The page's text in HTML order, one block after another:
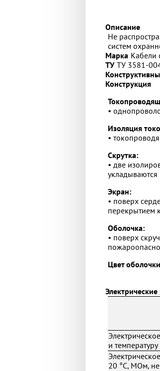
Описание
Не
систем
Марка Кабели
ТУ ТУ 3581-
Конструкция
•
Изоляция
•
Скрутка:
• две
укладываются
Экран:
• поверх
перекрытием
Оболочка:
• поверх
Цвет оболочки
и
20 °С, МОм,